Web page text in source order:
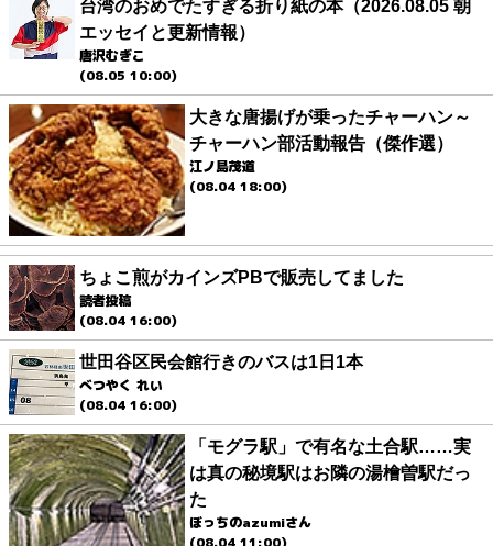
台湾のおめでたすぎる折り紙の本（2026.08.05 朝
エッセイと更新情報）
唐沢むぎこ
(08.05 10:00)
大きな唐揚げが乗ったチャーハン～
チャーハン部活動報告（傑作選）
江ノ島茂道
(08.04 18:00)
ちょこ煎がカインズPBで販売してました
読者投稿
(08.04 16:00)
世田谷区民会館行きのバスは1日1本
べつやく れい
(08.04 16:00)
「モグラ駅」で有名な土合駅……実
は真の秘境駅はお隣の湯檜曽駅だっ
た
ぼっちのazumiさん